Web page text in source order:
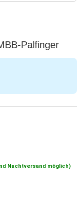
Palfinger
Nachtversand möglich)